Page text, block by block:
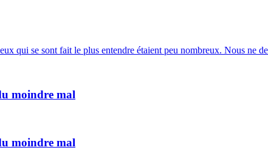
qui se sont fait le plus entendre étaient peu nombreux. Nous ne
moindre mal
moindre mal